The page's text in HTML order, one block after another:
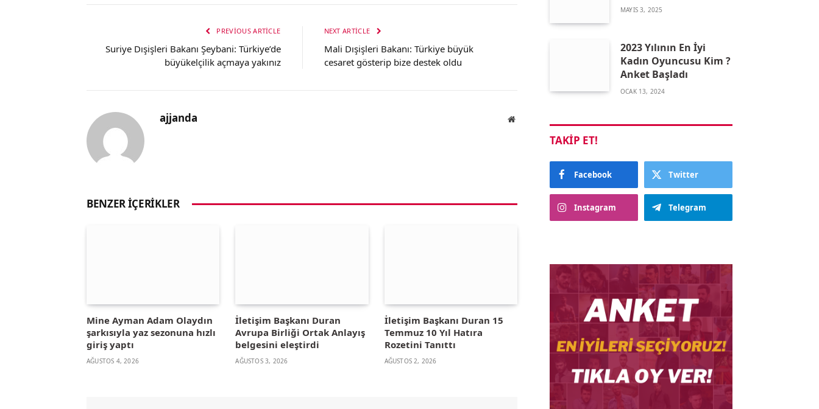
PREVIOUS ARTICLE
Suriye Dışişleri Bakanı Şeybani: Türkiye’de
büyükelçilik açmaya yakınız
NEXT ARTICLE
Mali Dışişleri Bakanı: Türkiye büyük
cesaret gösterip bize destek oldu
ajjanda Website
BENZER İÇERIKLER
Mine Ayman Adam Olaydın
şarkısıyla yaz sezonuna hızlı
giriş yaptı
AĞUSTOS 4, 2026
İletişim Başkanı Duran
Avrupa Birliği Ortak Anlayış
belgesini eleştirdi
AĞUSTOS 3, 2026
İletişim Başkanı Duran 15
Temmuz 10 Yıl Hatıra
Rozetini Tanıttı
AĞUSTOS 2, 2026
MAYIS 3, 2025
2023 Yılının En İyi
Kadın Oyuncusu Kim ?
Anket Başladı
OCAK 13, 2024
TAKIP ET!
Facebook Twitter
Instagram Telegram